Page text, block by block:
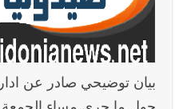
بيان توضيحي صادر عن